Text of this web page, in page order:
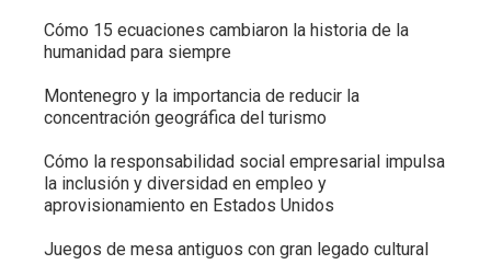
Cómo 15 ecuaciones cambiaron la historia de la
humanidad para siempre
Montenegro y la importancia de reducir la
concentración geográfica del turismo
Cómo la responsabilidad social empresarial impulsa
la inclusión y diversidad en empleo y
aprovisionamiento en Estados Unidos
Juegos de mesa antiguos con gran legado cultural